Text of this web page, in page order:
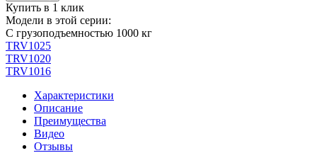
Купить в 1 клик
Модели в этой серии:
С грузоподъемностью 1000 кг
TRV1025
TRV1020
TRV1016
Характеристики
Описание
Преимущества
Видео
Отзывы